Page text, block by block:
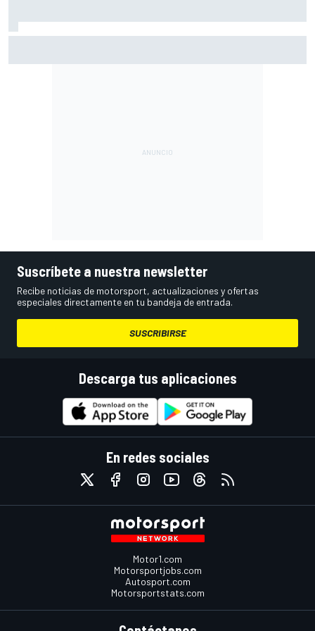
Suscríbete a nuestra newsletter
Recibe noticias de motorsport, actualizaciones y ofertas
especiales directamente en tu bandeja de entrada.
SUSCRIBIRSE
Descarga tus aplicaciones
En redes sociales
Motor1.com
Motorsportjobs.com
Autosport.com
Motorsportstats.com